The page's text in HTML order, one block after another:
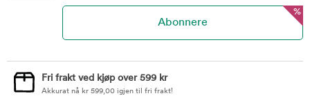
%
Fri frakt ved kjøp over 599 kr
Akkurat nå kr 599,00 igjen til fri frakt!